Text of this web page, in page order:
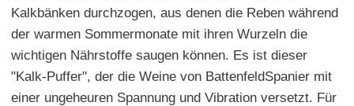
Kalkbänken durchzogen, aus denen die Reben während
der warmen Sommermonate mit ihren Wurzeln die
wichtigen Nährstoffe saugen können. Es ist dieser
"Kalk-Puffer", der die Weine von BattenfeldSpanier mit
einer ungeheuren Spannung und Vibration versetzt. Für